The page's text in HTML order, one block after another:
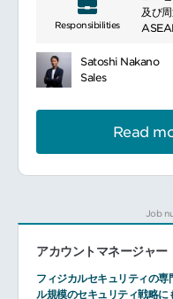
Responsibilities
及び
グル
大する
グル
に向け
ビジ
献する
注に
Satoshi Nakano
Sales
Read
Job
アカウントマネージャー
フィジカルセキュリティの
ル規模のセキュリティ戦略に